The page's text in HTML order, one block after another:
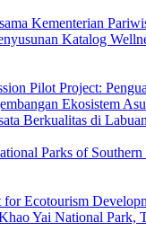
Kementerian
Katalog
Pilot Project:
Ekosistem
Berkualitas di
Parks of Southern
Ecotourism
Yai National Park,